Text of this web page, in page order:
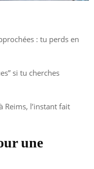
: tu perds en
si tu cherches
Reims, l’instant fait
une